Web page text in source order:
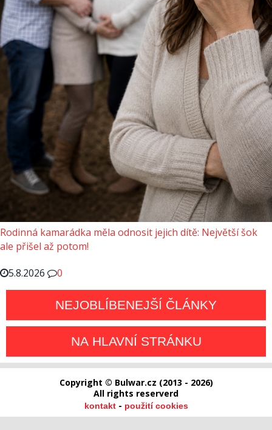
Rodinná kamarádka měla odnosit jejich dítě: Největší šok
ale přišel až potom!
5.8.2026
0
NEJOBLÍBENEJŠÍ ČLÁNKY
NA HLAVNÍ STRÁNKU
Copyright © Bulwar.cz (2013 - 2026)
All rights reserverd
kontakt- použití cookies